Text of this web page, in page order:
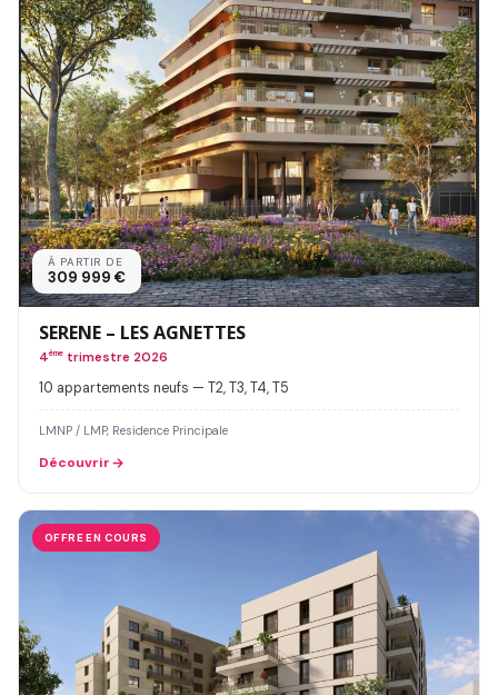
À PARTIR DE
309 999 €
SERENE – LES AGNETTES
4ème trimestre 2026
10 appartements neufs — T2, T3, T4, T5
LMNP / LMP, Residence Principale
Découvrir
OFFRE EN COURS